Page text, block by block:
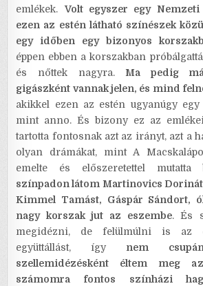
emlékek.Volt egyszer egy
ezen az estén látható színészek
egy időben egy bizonyos
éppen ebben a korszakban
és nőttek nagyra.Ma pedig
gigászként vannak jelen, és mind
akikkel ezen az estén ugyanúgy
mint anno. És bizony ez az
tartotta fontosnak azt az irányt, azt a
olyan drámákat, mint A
emelte és előszeretettel
színpadon látom Martinovics
Kimmel Tamást, Gáspár Sándort,
nagy korszak jut az eszembe. És
megidézni, de felülmúlni is az
együttállást, így nem
szellemidézésként éltem meg
számomra fontos színházi